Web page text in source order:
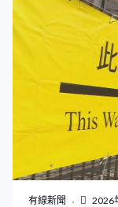
以及委員會委任
因，跨部門調查
置煙蒂並非罕見
閣天井底部高達
箱殘餘物。 當
布等成為包圍大
源，容許乘風的
阻燃棚網蔓延，
會專家亦同意，
火源可能自行熄
不能使用可燃物
有線新聞 2026